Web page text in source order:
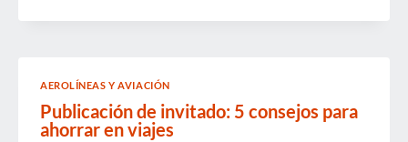
DE
SEGURIDAD
NACIONAL
DE
AEROLÍNEAS Y AVIACIÓN
Publicación de invitado: 5 consejos para
ahorrar en viajes